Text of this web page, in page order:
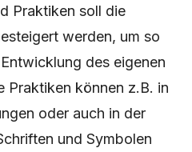
Praktiken soll die
werden, um so
des eigenen
Praktiken können z.B. in
oder auch in der
und Symbolen